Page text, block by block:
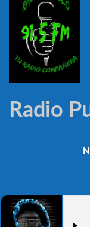
Radio